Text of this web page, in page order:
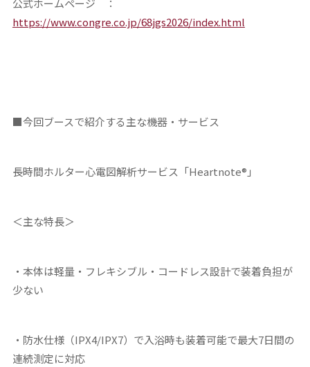
公式ホームページ ：
https://www.congre.co.jp/68jgs2026/index.html
■今回ブースで紹介する主な機器・サービス
長時間ホルター心電図解析サービス「Heartnote®」
＜主な特長＞
・本体は軽量・フレキシブル・コードレス設計で装着負担が
少ない
・防水仕様（IPX4/IPX7）で入浴時も装着可能で最大7日間の
連続測定に対応